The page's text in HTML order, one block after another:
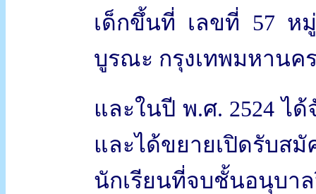
เด็กขึ้นที่ เลขที่ 57 ห
บูรณะ กรุงเทพมหานค
และในปี พ.ศ. 2524 ไ
และได้ขยายเปิดรับส
นักเรียนที่จบชั้นอนุบ